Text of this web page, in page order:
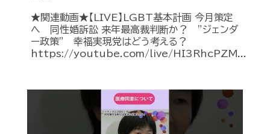
★関連動画★【LIVE】LGBT基本計画 今月策定
へ 同性婚訴訟 来年最高裁判断か？ ”ジェンダ
ー政策” 幸福実現党はどう考える？
https://youtube.com/live/HI3RhcPZM...